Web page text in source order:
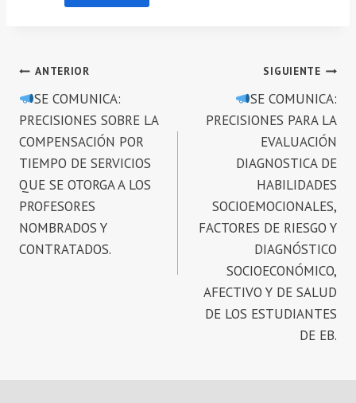
Navegación
de
entradas
ANTERIOR
SE COMUNICA:
PRECISIONES SOBRE LA
COMPENSACIÓN POR
TIEMPO DE SERVICIOS
QUE SE OTORGA A LOS
PROFESORES
NOMBRADOS Y
CONTRATADOS.
SIGUIENTE
SE COMUNICA:
PRECISIONES PARA LA
EVALUACIÓN
DIAGNOSTICA DE
HABILIDADES
SOCIOEMOCIONALES,
FACTORES DE RIESGO Y
DIAGNÓSTICO
SOCIOECONÓMICO,
AFECTIVO Y DE SALUD
DE LOS ESTUDIANTES
DE EB.